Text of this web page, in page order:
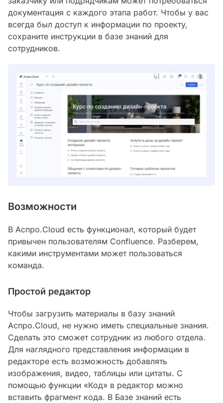
документация с каждого этапа работ. Чтобы у вас
всегда был доступ к информации по проекту,
сохраните инструкции в базе знаний для
сотрудников.
Возможности
В Аспро.Cloud есть функционал, который будет
привычен пользователям Confluence. Разберем,
какими инструментами может пользоваться
команда.
Простой редактор
Чтобы загрузить материалы в базу знаний
Аспро.Cloud, не нужно иметь специальные знания.
Сделать это сможет сотрудник из любого отдела.
Для наглядного представления информации в
редакторе есть возможность добавлять
изображения, видео, таблицы или цитаты. С
помощью функции «Код» в редактор можно
вставить фрагмент кода. В Базе знаний есть